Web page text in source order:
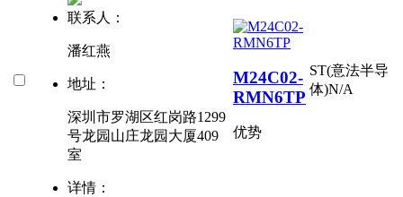
联系人：
潘红燕
地址：
深圳市罗湖区红岗路1299
号龙园山庄龙园大厦409
室
详情：
M24C02-
RMN6TP
优势
ST(意法半导
体)N/A